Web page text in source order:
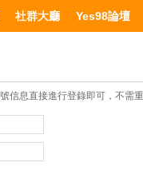
社群大廳 Yes98論壇
信息直接進行登錄即可，不需